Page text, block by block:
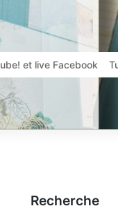
et live Facebook
Recherche